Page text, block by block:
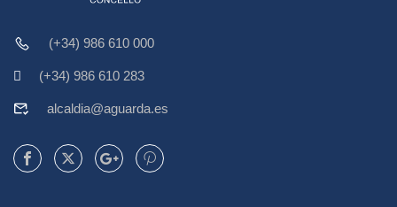
(+34) 986 610 000
(+34) 986 610 283
alcaldia@aguarda.es